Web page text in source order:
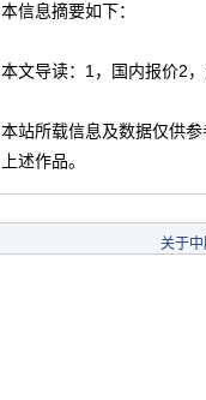
本信息摘要如下：
本文导读：1，国内报价2
本站所载信息及数据仅供
上述作品。
关于中